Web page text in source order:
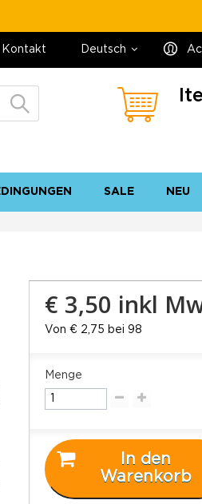
Deutsch
Kontakt
SALE NEU
€ 3,50 inkl
Von € 2,75 bei 98
Menge
In den
Warenkorb